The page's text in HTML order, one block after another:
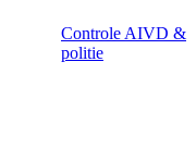
Controle AIVD &
politie